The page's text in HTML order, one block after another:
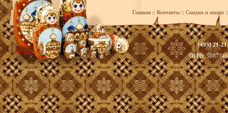
Главная :: Контакты :: Скидки и акции
(495) 21-
ОГРН: